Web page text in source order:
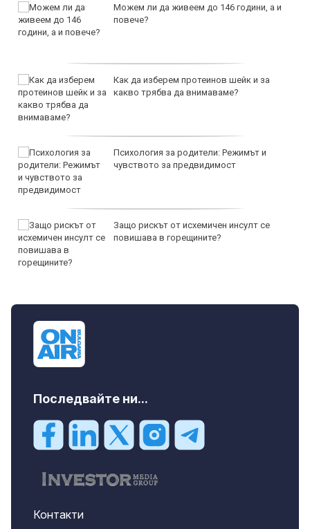
Можем ли да живеем до 146 години, а и
повече?
Как да изберем протеинов шейк и за
какво трябва да внимаваме?
Психология за родители: Режимът и
чувството за предвидимост
Защо рискът от исхемичен инсулт се
повишава в горещините?
Последвайте ни...
Контакти